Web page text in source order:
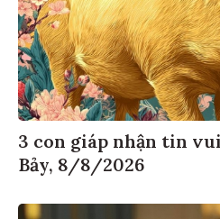
3 con giáp nhận tin
Bảy, 8/8/2026